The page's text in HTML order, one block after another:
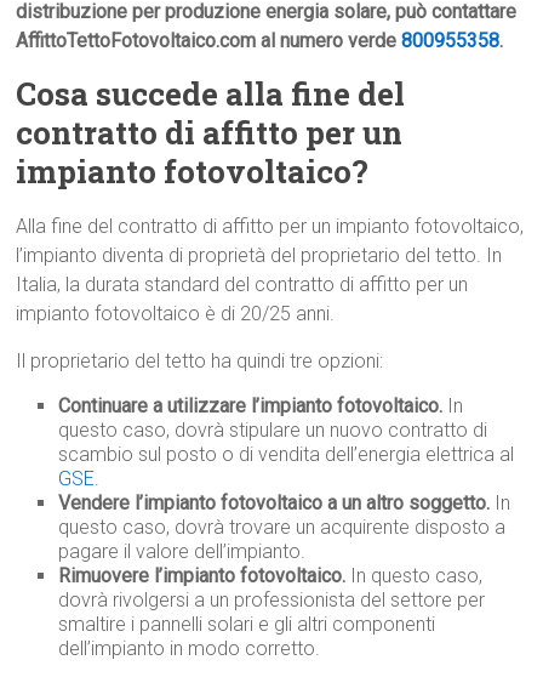
distribuzione per produzione energia solare, può contattare
AffittoTettoFotovoltaico.com al numero verde800955358.
Cosa succede alla fine del
contratto di affitto per un
impianto fotovoltaico?
Alla fine del contratto di affitto per un impianto fotovoltaico,
l’impianto diventa di proprietà del proprietario del tetto. In
Italia, la durata standard del contratto di affitto per un
impianto fotovoltaico è di 20/25 anni.
Il proprietario del tetto ha quindi tre opzioni:
Continuare a utilizzare l’impianto fotovoltaico. In
questo caso, dovrà stipulare un nuovo contratto di
scambio sul posto o di vendita dell’energia elettrica al
GSE.
Vendere l’impianto fotovoltaico a un altro soggetto. In
questo caso, dovrà trovare un acquirente disposto a
pagare il valore dell’impianto.
Rimuovere l’impianto fotovoltaico. In questo caso,
dovrà rivolgersi a un professionista del settore per
smaltire i pannelli solari e gli altri componenti
dell’impianto in modo corretto.